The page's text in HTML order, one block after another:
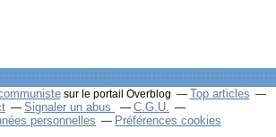
sur le portail Overblog
Top articles
Signaler un abus
C.G.U.
personnelles
Préférences cookies